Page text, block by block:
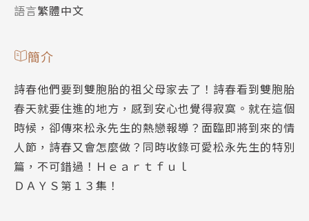
語言繁體中文
簡介
詩春他們要到雙胞胎的祖父母家去了！詩春看到雙胞胎
春天就要住進的地方，感到安心也覺得寂寞。就在這個
時候，卻傳來松永先生的熱戀報導？面臨即將到來的情
人節，詩春又會怎麼做？同時收錄可愛松永先生的特別
篇，不可錯過！Ｈｅａｒｔｆｕｌ
ＤＡＹＳ第１３集！